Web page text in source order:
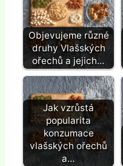
Objevujeme různé
druhy Vlašských
ořechů a jejich…
Jak vzrůstá
popularita
konzumace
vlašských ořechů
a…